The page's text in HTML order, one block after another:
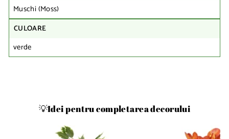
Muschi (Moss)
CULOARE
verde
💡Idei pentru completarea decorului